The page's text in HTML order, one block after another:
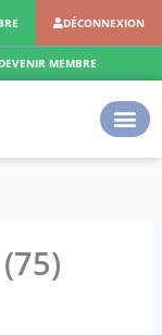
DÉCONNEXION
DEVENIR MEMBRE